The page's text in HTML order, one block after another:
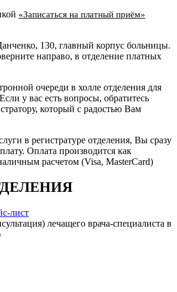
«Записаться на платный приём»
130, главный корпус больницы.
направо, в отделение платных
очереди в холле отделения для
у вас есть вопросы, обратитесь
который с радостью Вам
в регистратуре отделения, Вы сразу
Оплата производится как
расчетом (Visa, MasterCard)
лист
лечащего врача-специалиста в